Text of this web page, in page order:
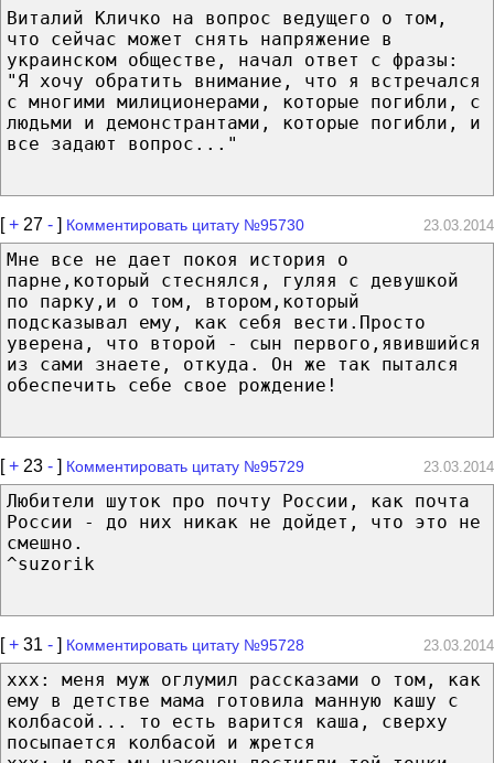
Виталий Кличко на вопрос ведущего о том,
что сейчас может снять напряжение в
украинском обществе, начал ответ с фразы:
"Я хочу обратить внимание, что я встречался
с многими милиционерами, которые погибли, с
людьми и демонстрантами, которые погибли, и
все задают вопрос..."
[+ 27 - ] Комментировать цитату №95730 23.03.2014
Мне все не дает покоя история о
парне,который стеснялся, гуляя с девушкой
по парку,и о том, втором,который
подсказывал ему, как себя вести.Просто
уверена, что второй - сын первого,явившийся
из сами знаете, откуда. Он же так пытался
обеспечить себе свое рождение!
[+ 23 - ] Комментировать цитату №95729 23.03.2014
Любители шуток про почту России, как почта
России - до них никак не дойдет, что это не
смешно.
^suzorik
[+ 31 - ] Комментировать цитату №95728 23.03.2014
xxx: меня муж оглумил рассказами о том, как
ему в детстве мама готовила манную кашу с
колбасой... то есть варится каша, сверху
посыпается колбасой и жрется